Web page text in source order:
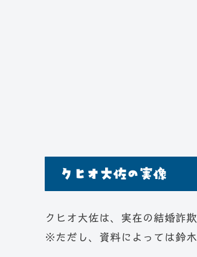
クヒオ大佐の実像
クヒオ大佐は、実在の結婚詐
※ただし、資料によっては鈴